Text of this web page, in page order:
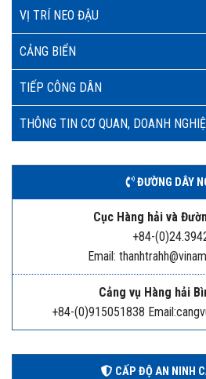
VỊ TRÍ NEO ĐẬU
CẢNG BIỂN
TIẾP CÔNG DÂN
THÔNG TIN CƠ QUAN, DOANH
ĐƯỜNG DÂY
Cục Hàng hải và
+84-
Email:
Cảng vụ Hàng hải
+84-(0)915051838
CẤP ĐỘ AN NINH